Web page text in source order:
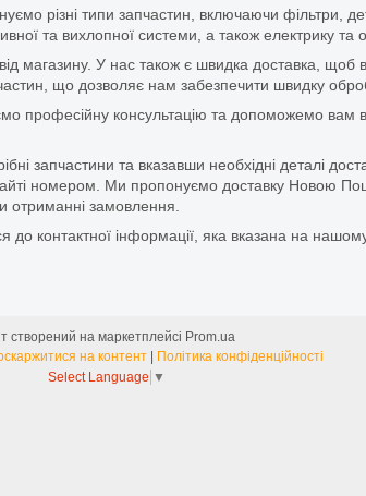
різні типи запчастин, включаючи фільтри,
та вихлопної системи, а також електрику та
магазину. У нас також є швидка доставка,
що дозволяє нам забезпечити швидку
професійну консультацію та допоможемо вам
запчастини та вказавши необхідні деталі
номером. Ми пропонуємо доставку Новою
отриманні замовлення.
до контактної інформації, яка вказана на
створений на маркетплейсі Prom.ua
на контент
Політика конфіденційності
Select Language ▼